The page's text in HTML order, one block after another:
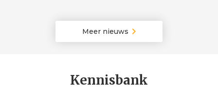
Meer nieuws 
Kennisbank